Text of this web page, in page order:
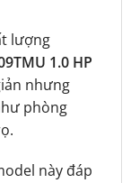
lượng
1.0 HP
nhưng
phòng
này đáp